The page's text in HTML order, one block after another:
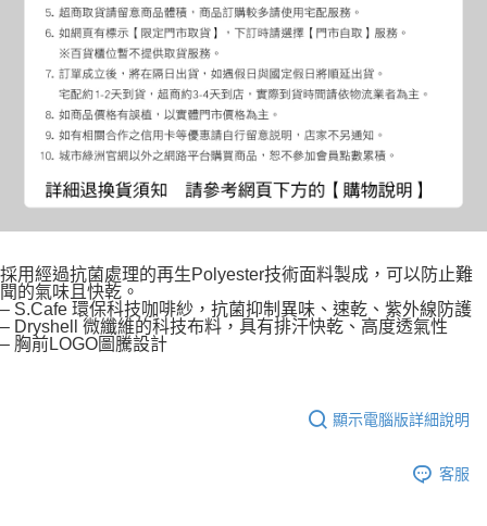
採用經過抗菌處理的再生Polyester技術面料製成，可以防止難
聞的氣味且快乾。
– S.Cafe 環保科技咖啡紗，抗菌抑制異味、速乾、紫外線防護
– Dryshell 微纖維的科技布料，具有排汗快乾、高度透氣性
– 胸前LOGO圖騰設計
顯示電腦版詳細說明
客服